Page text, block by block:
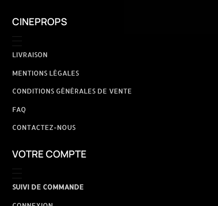
CINEPROPS
LIVRAISON
MENTIONS LÉGALES
CONDITIONS GÉNÉRALES DE VENTE
FAQ
CONTACTEZ-NOUS
VOTRE COMPTE
SUIVI DE COMMANDE